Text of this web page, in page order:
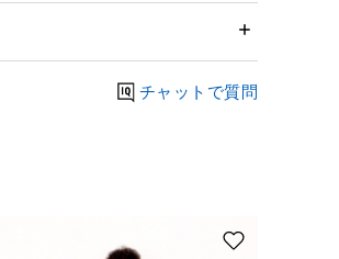
チャットで質問